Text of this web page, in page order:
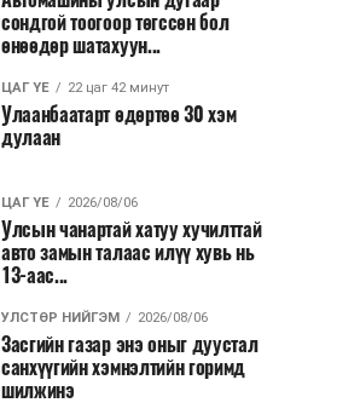
сондгой тоогоор төгссөн бол
өнөөдөр шатахуун...
ЦАГ ҮЕ 22 цаг 42 минут
Улаанбаатарт өдөртөө 30 хэм
дулаан
ЦАГ ҮЕ 2026/08/06
Улсын чанартай хатуу хучилттай
авто замын талаас илүү хувь нь
13-аас...
УЛСТӨР НИЙГЭМ 2026/08/06
Засгийн газар энэ оныг дуустал
санхүүгийн хэмнэлтийн горимд
шилжинэ